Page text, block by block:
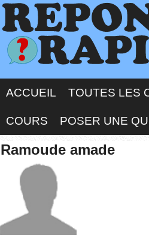
ACCUEIL TOUTES LES
COURS POSER UNE
Ramoude amade